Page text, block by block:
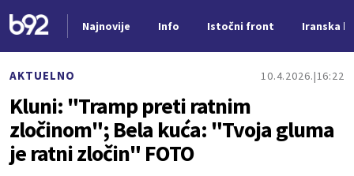
Najnovije Info Istočni front Iranska
AKTUELNO 10.4.2026. 16:22
Kluni: "Tramp preti ratnim
zločinom"; Bela kuća: "Tvoja gluma
je ratni zločin" FOTO